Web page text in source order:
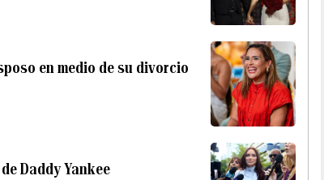
en medio de su divorcio
Daddy Yankee